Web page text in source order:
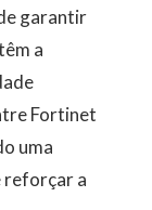
garantir
a
Fortinet
uma
reforçar a